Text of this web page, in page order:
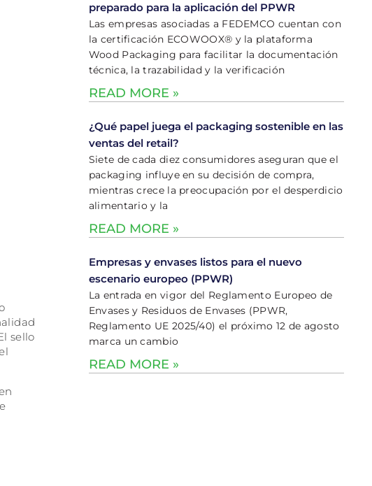
sello
preparado para la aplicación del PPWR
Las empresas asociadas a FEDEMCO cuentan con
la certificación ECOWOOX® y la plataforma
Wood Packaging para facilitar la documentación
técnica, la trazabilidad y la verificación
READ MORE »
¿Qué papel juega el packaging sostenible en las
ventas del retail?
Siete de cada diez consumidores aseguran que el
packaging influye en su decisión de compra,
mientras crece la preocupación por el desperdicio
alimentario y la
READ MORE »
Empresas y envases listos para el nuevo
escenario europeo (PPWR)
La entrada en vigor del Reglamento Europeo de
Envases y Residuos de Envases (PPWR,
Reglamento UE 2025/40) el próximo 12 de agosto
marca un cambio
READ MORE »